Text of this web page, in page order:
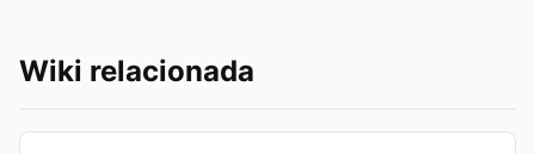
Wiki relacionada